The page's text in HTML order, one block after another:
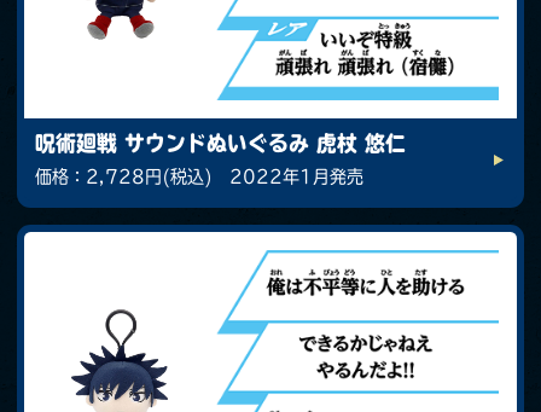
呪術廻戦 サウンドぬいぐるみ 虎杖 悠仁
価格：2,728円(税込) 2022年1月発売